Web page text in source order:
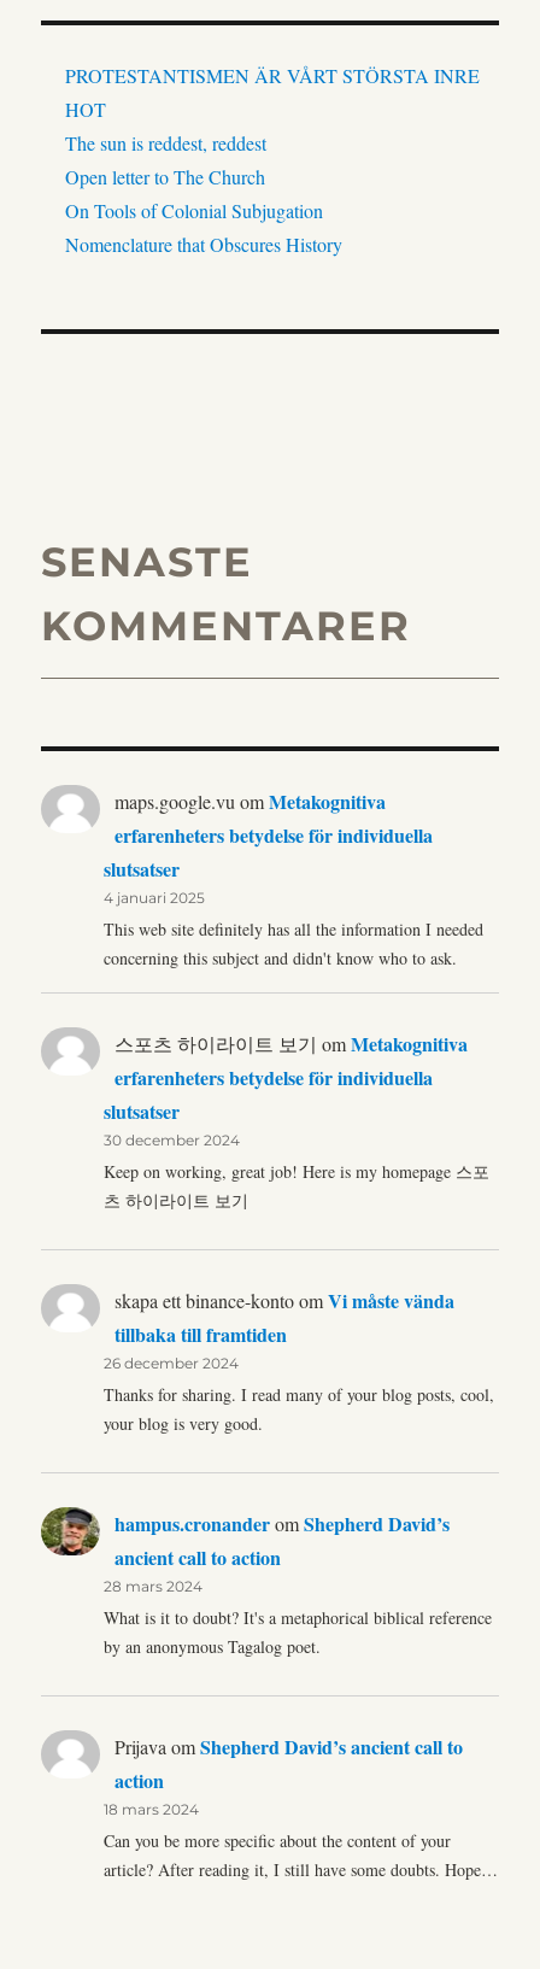
PROTESTANTISMEN ÄR VÅRT STÖRSTA INRE
HOT
The sun is reddest, reddest
Open letter to The Church
On Tools of Colonial Subjugation
Nomenclature that Obscures History
SENASTE
KOMMENTARER
maps.google.vu omMetakognitiva
erfarenheters betydelse för individuella
slutsatser
4 januari 2025
This web site definitely has all the information I needed
concerning this subject and didn't know who to ask.
스포츠 하이라이트 보기 omMetakognitiva
erfarenheters betydelse för individuella
slutsatser
30 december 2024
Keep on working, great job! Here is my homepage 스포
츠 하이라이트 보기
skapa ett binance-kontoomVi måste vända
tillbaka till framtiden
26 december 2024
Thanks for sharing. I read many of your blog posts, cool,
your blog is very good.
hampus.cronanderomShepherd David’s
ancient call to action
28 mars 2024
What is it to doubt? It's a metaphorical biblical reference
by an anonymous Tagalog poet.
Prijava omShepherd David’s ancient call to
action
18 mars 2024
Can you be more specific about the content of your
article? After reading it, I still have some doubts. Hope…